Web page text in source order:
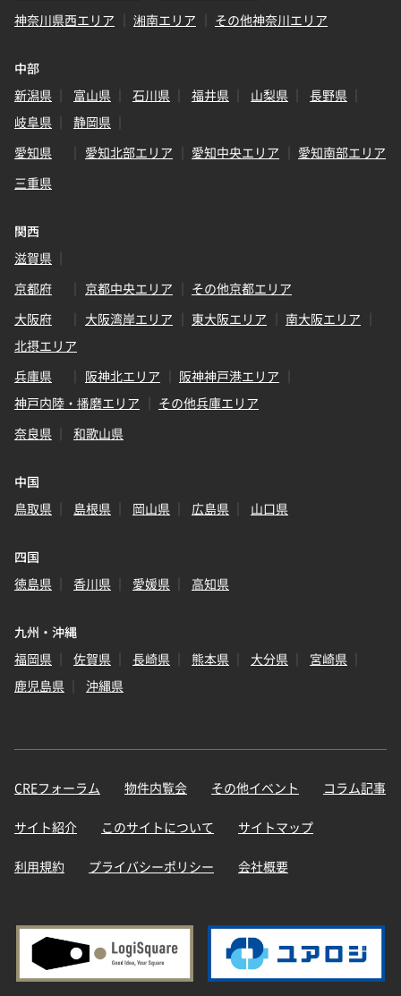
神奈川県西エリア
湘南エリア その他神奈川エリア
中部
新潟県
富山県 石川県 福井県 山梨県
長野県
岐阜県
静岡県
愛知県
愛知北部エリア 愛知中央エリア
愛知南部エリア
三重県
関西
滋賀県
京都府
京都中央エリア
その他京都エリア
大阪府
大阪湾岸エリア 東大阪エリア
南大阪エリア
北摂エリア
兵庫県
阪神北エリア
阪神神戸港エリア
神戸内陸・播磨エリア
その他兵庫エリア
奈良県
和歌山県
中国
鳥取県
島根県 岡山県 広島県 山口県
四国
徳島県
香川県 愛媛県 高知県
九州・沖縄
福岡県
佐賀県 長崎県 熊本県 大分県
宮崎県
鹿児島県
沖縄県
CREフォーラム 物件内覧会 その他イベント コラム記事
サイト紹介 このサイトについて サイトマップ
利用規約 プライバシーポリシー 会社概要